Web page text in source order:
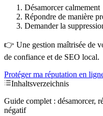
Désamorcer calmement
Répondre de manière
Demander la
👉 Une gestion maîtrisée de
de confiance et de SEO local.
Protéger ma réputation en
Inhaltsverzeichnis
Guide complet : désamorcer,
négatif